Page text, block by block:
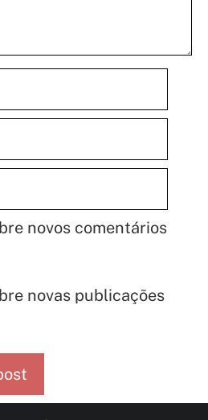
novos comentários
novas publicações